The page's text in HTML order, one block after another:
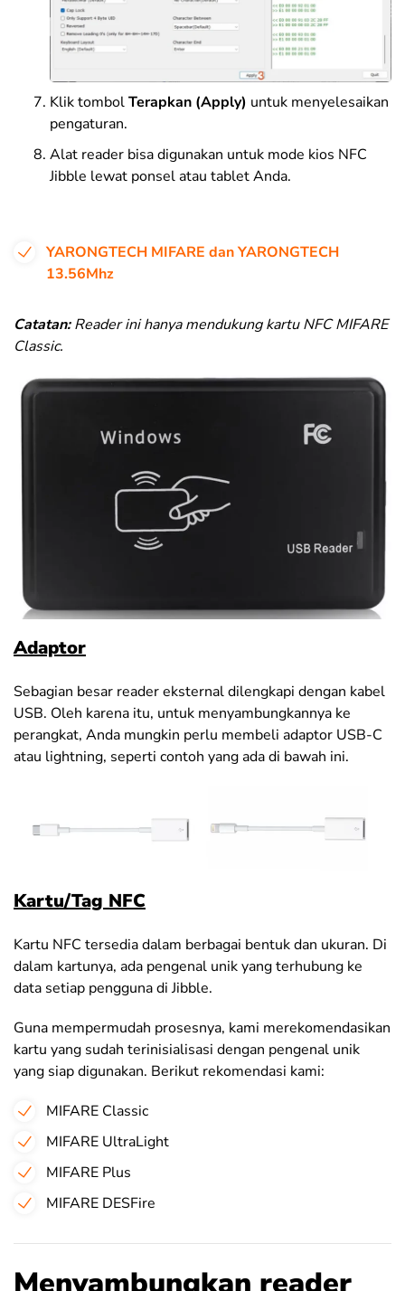
Klik tombolTerapkan (Apply) untuk menyelesaikan
pengaturan.
Alat reader bisa digunakan untuk mode kios NFC
Jibble lewat ponsel atau tablet Anda.
YARONGTECH MIFARE dan YARONGTECH
13.56Mhz
Catatan:Reader ini hanya mendukung kartu NFC MIFARE
Classic.
Adaptor
Sebagian besar reader eksternal dilengkapi dengan kabel
USB. Oleh karena itu, untuk menyambungkannya ke
perangkat, Anda mungkin perlu membeli adaptor USB-C
atau lightning, seperti contoh yang ada di bawah ini.
Kartu/Tag NFC
Kartu NFC tersedia dalam berbagai bentuk dan ukuran. Di
dalam kartunya, ada pengenal unik yang terhubung ke
data setiap pengguna di Jibble.
Guna mempermudah prosesnya, kami merekomendasikan
kartu yang sudah terinisialisasi dengan pengenal unik
yang siap digunakan. Berikut rekomendasi kami:
MIFARE Classic
MIFARE UltraLight
MIFARE Plus
MIFARE DESFire
Menyambungkan reader